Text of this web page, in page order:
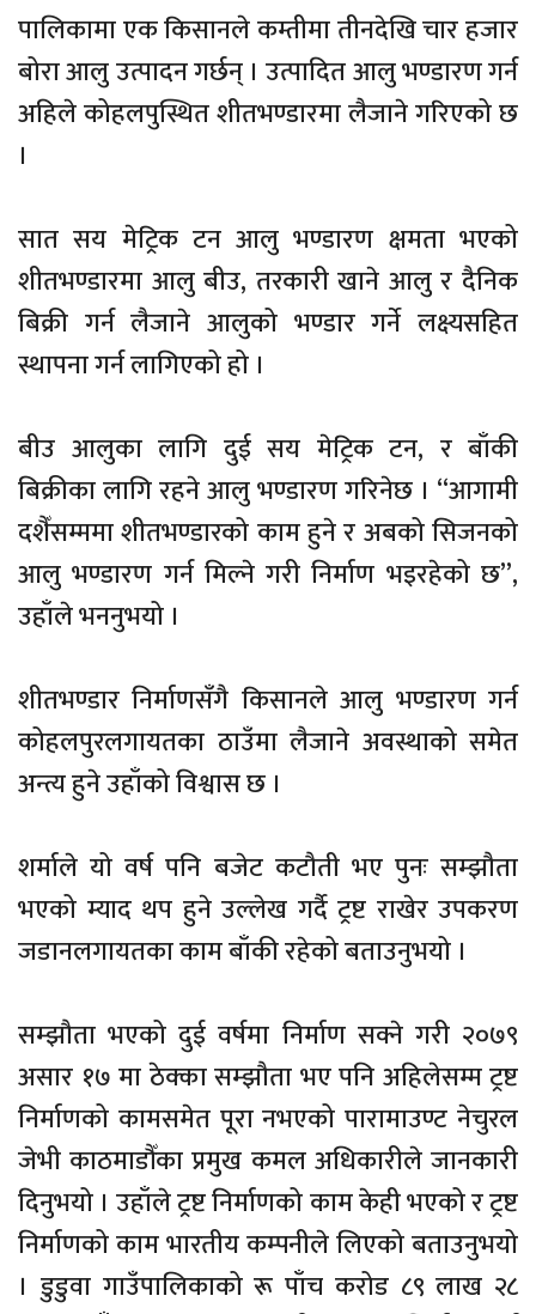
पालिकामा एक किसानले कम्तीमा तीनदेखि चार हजार
बोरा आलु उत्पादन गर्छन् । उत्पादित आलु भण्डारण गर्न
अहिले कोहलपुस्थित शीतभण्डारमा लैजाने गरिएको छ
।
सात सय मेट्रिक टन आलु भण्डारण क्षमता भएको
शीतभण्डारमा आलु बीउ, तरकारी खाने आलु र दैनिक
बिक्री गर्न लैजाने आलुको भण्डार गर्ने लक्ष्यसहित
स्थापना गर्न लागिएको हो ।
बीउ आलुका लागि दुई सय मेट्रिक टन, र बाँकी
बिक्रीका लागि रहने आलु भण्डारण गरिनेछ । “आगामी
दशैँसम्ममा शीतभण्डारको काम हुने र अबको सिजनको
आलु भण्डारण गर्न मिल्ने गरी निर्माण भइरहेको छ”,
उहाँले भननुभयो ।
शीतभण्डार निर्माणसँगै किसानले आलु भण्डारण गर्न
कोहलपुरलगायतका ठाउँमा लैजाने अवस्थाको समेत
अन्त्य हुने उहाँको विश्वास छ ।
शर्माले यो वर्ष पनि बजेट कटौती भए पुनः सम्झौता
भएको म्याद थप हुने उल्लेख गर्दै ट्रष्ट राखेर उपकरण
जडानलगायतका काम बाँकी रहेको बताउनुभयो ।
सम्झौता भएको दुई वर्षमा निर्माण सक्ने गरी २०७९
असार १७ मा ठेक्का सम्झौता भए पनि अहिलेसम्म ट्रष्ट
निर्माणको कामसमेत पूरा नभएको पारामाउण्ट नेचुरल
जेभी काठमाडौँका प्रमुख कमल अधिकारीले जानकारी
दिनुभयो । उहाँले ट्रष्ट निर्माणको काम केही भएको र ट्रष्ट
निर्माणको काम भारतीय कम्पनीले लिएको बताउनुभयो
। डुडुवा गाउँपालिकाको रू पाँच करोड ८९ लाख २८